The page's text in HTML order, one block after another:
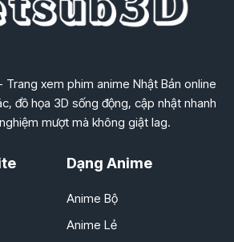
xem phim anime Nhật Bản online
đồ họa 3D sống động, cập nhật nhanh
mượt mà không giật lag.
Dạng Anime
Anime Bộ
Anime Lẻ